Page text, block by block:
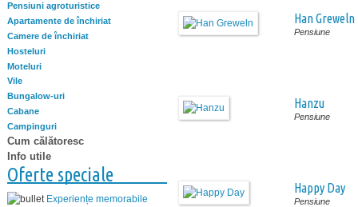
Pensiuni agroturistice
Apartamente de închiriat
Camere de închiriat
Hosteluri
Moteluri
Vile
Bungalow-uri
Cabane
Campinguri
Cum călătoresc
Info utile
Oferte speciale
Experiențe memorabile
Han Greweln
Pensiune
Hanzu
Pensiune
Happy Day
Pensiune